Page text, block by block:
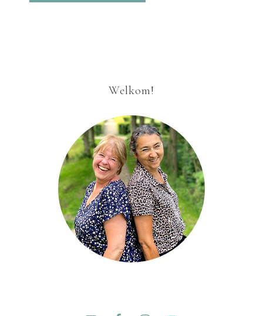
Welkom!